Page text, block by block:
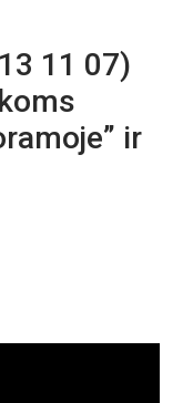
11 07)
ir